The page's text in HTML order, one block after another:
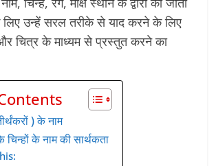
उन्हें सरल तरीके से याद करने के लिए
चित्र के माध्यम से प्रस्तुत करने का
) के नाम
चिन्हों के नाम की सार्थकता